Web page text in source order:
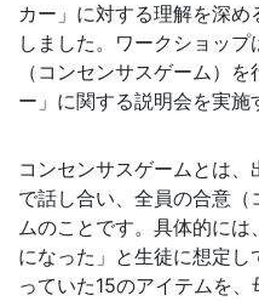
カー」に対する理解を深
しました。ワークショッ
（コンセンサスゲーム）
ー」に関する説明会を実施
コンセンサスゲームとは
で話し合い、全員の合意
ムのことです。具体的には、
になった」と生徒に想定し
っていた15のアイテムを